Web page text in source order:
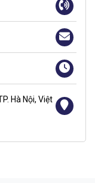
Hà Nội, Việt